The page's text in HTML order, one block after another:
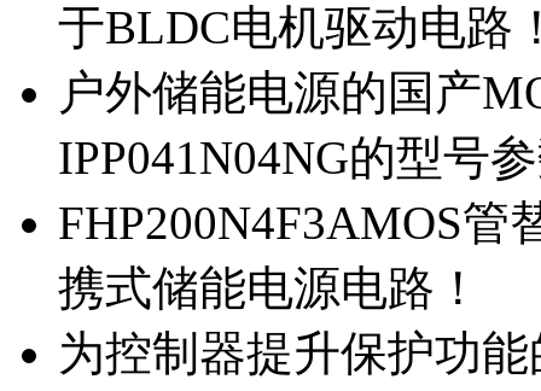
于BLDC电机驱动电路
户外储能电源的国产
IPP041N04NG的型号
FHP200N4F3AMOS管
携式储能电源电路！
为控制器提升保护功